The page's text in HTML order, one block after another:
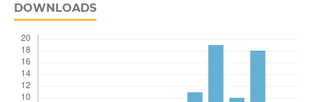
DOWNLOADS